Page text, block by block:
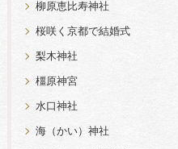
柳原恵比寿神社
桜咲く京都で結婚式
梨木神社
橿原神宮
水口神社
海（かい）神社